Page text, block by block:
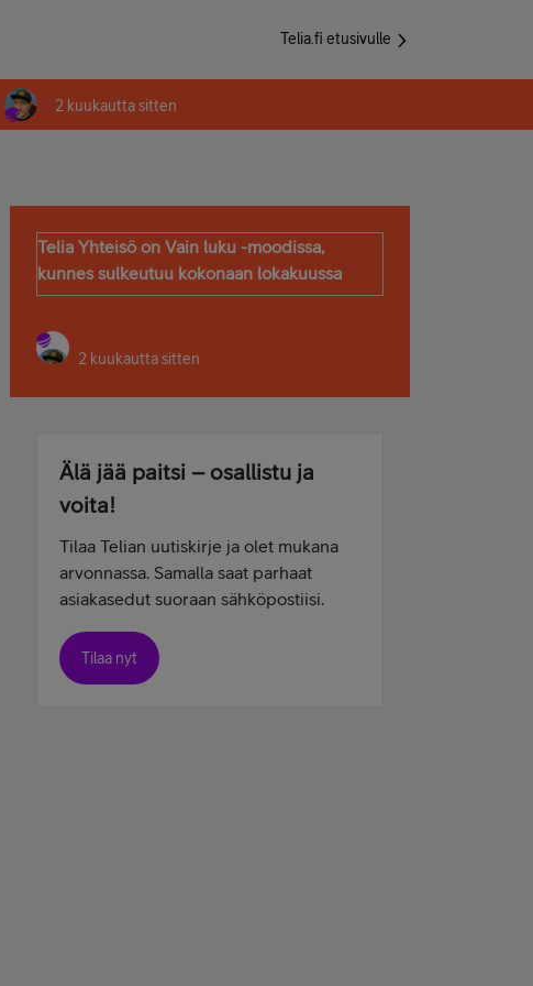
Telia.fi etusivulle
2 kuukautta sitten
Telia Yhteisö on Vain luku -moodissa,
kunnes sulkeutuu kokonaan lokakuussa
2 kuukautta sitten
Älä jää paitsi – osallistu ja
voita!
Tilaa Telian uutiskirje ja olet mukana
arvonnassa. Samalla saat parhaat
asiakasedut suoraan sähköpostiisi.
Tilaa nyt